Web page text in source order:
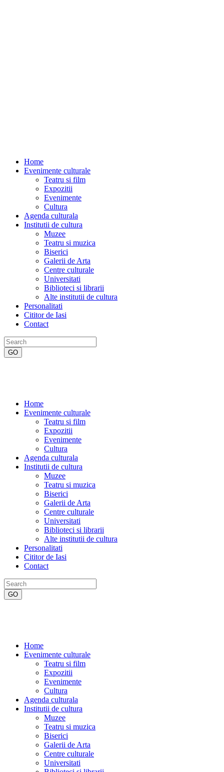
Home
Evenimente culturale
Teatru si film
Expozitii
Evenimente
Cultura
Agenda culturala
Institutii de cultura
Muzee
Teatru si muzica
Biserici
Galerii de Arta
Centre culturale
Universitati
Biblioteci si librarii
Alte institutii de cultura
Personalitati
Cititor de Iasi
Contact
Home
Evenimente culturale
Teatru si film
Expozitii
Evenimente
Cultura
Agenda culturala
Institutii de cultura
Muzee
Teatru si muzica
Biserici
Galerii de Arta
Centre culturale
Universitati
Biblioteci si librarii
Alte institutii de cultura
Personalitati
Cititor de Iasi
Contact
Home
Evenimente culturale
Teatru si film
Expozitii
Evenimente
Cultura
Agenda culturala
Institutii de cultura
Muzee
Teatru si muzica
Biserici
Galerii de Arta
Centre culturale
Universitati